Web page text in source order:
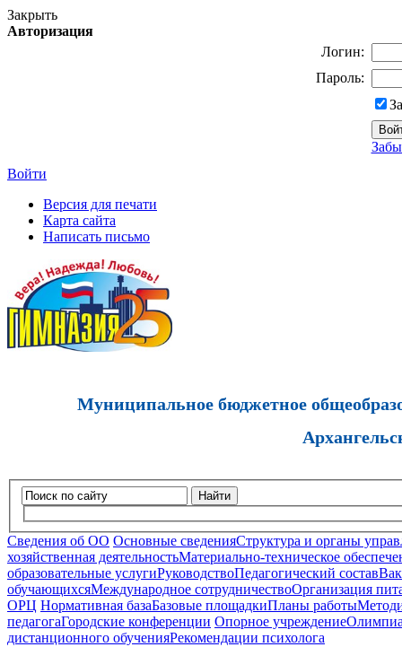
Закрыть
Авторизация
Логин:
Пароль:
Войти
Версия для печати
Карта сайта
Написать письмо
Муниципальное бюджетное
Найти
Сведения об ОО Основные сведенияСтруктура и органы
хозяйственная деятельностьМатериально-техническое
образовательные услугиРуководствоПедагогический состав
обучающихсяМеждународное сотрудничествоОрганизация
ОРЦ Нормативная базаБазовые площадкиПланы работы
педагогаГородские конференции Опорное учреждение
дистанционного обученияРекомендации психолога